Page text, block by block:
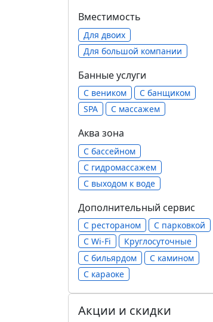
Вместимость
Для двоих
Для большой компании
Банные услуги
С веником
С банщиком
SPA
С массажем
Аква зона
С бассейном
С гидромассажем
С выходом к воде
Дополнительный сервис
С рестораном
С парковкой
С Wi-Fi
Круглосуточные
С бильярдом
С камином
С караоке
Акции и скидки